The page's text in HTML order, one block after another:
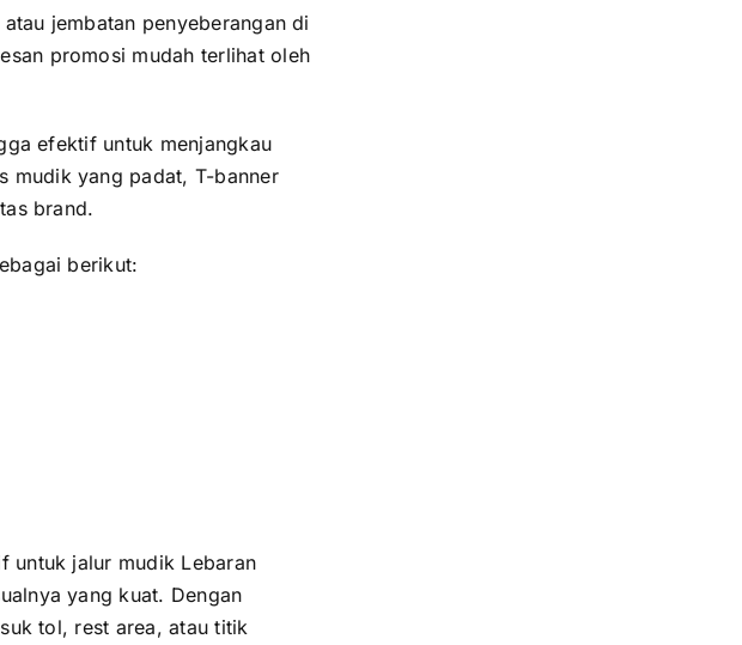
jembatan penyeberangan di
promosi mudah terlihat oleh
efektif untuk menjangkau
mudik yang padat, T-banner
brand.
berikut:
untuk jalur mudik Lebaran
yang kuat. Dengan
tol, rest area, atau titik